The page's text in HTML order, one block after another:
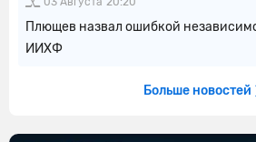
Плющев назвал ошибкой
ИИХФ
Больше новостей